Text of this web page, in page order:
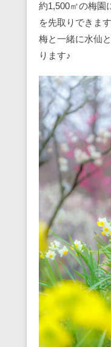
約1,500㎡の梅園
を先取りできます
梅と一緒に水仙
ります♪